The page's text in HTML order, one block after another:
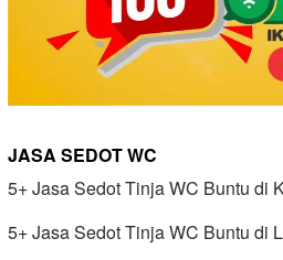
JASA SEDOT WC
5+ Jasa Sedot Tinja WC Buntu di
5+ Jasa Sedot Tinja WC Buntu di